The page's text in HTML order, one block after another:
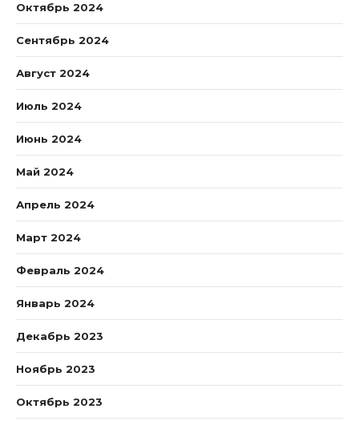
Октябрь 2024
Сентябрь 2024
Август 2024
Июль 2024
Июнь 2024
Май 2024
Апрель 2024
Март 2024
Февраль 2024
Январь 2024
Декабрь 2023
Ноябрь 2023
Октябрь 2023